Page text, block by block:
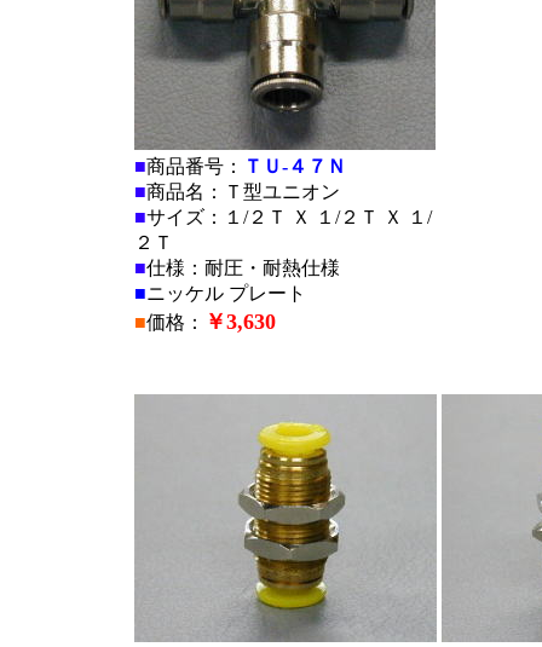
■商品番号：
ＴＵ-４７Ｎ
■商品名：Ｔ型ユニオン
■サイズ：１/２Ｔ Ｘ １/２Ｔ Ｘ １/
２Ｔ
■仕様：耐圧・耐熱仕様
■ニッケル プレート
■価格： ￥3,630